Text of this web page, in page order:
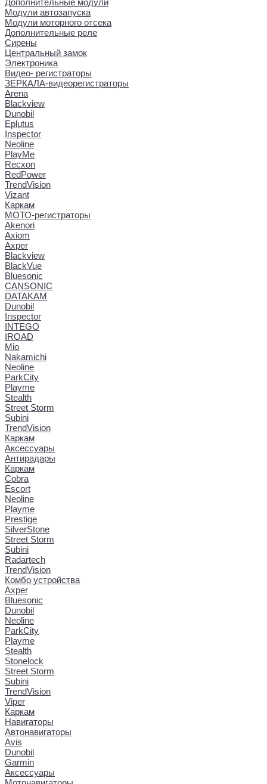
Модули автозапуска
Модули моторного отсека
Дополнительные реле
Сирены
Центральный замок
Электроника
Видео- регистраторы
ЗЕРКАЛА-видеорегистраторы
Arena
Blackview
Dunobil
Eplutus
Inspector
Neoline
PlayMe
Recxon
RedPower
TrendVision
Vizant
Каркам
МОТО-регистраторы
Akenori
Axiom
Axper
Blackview
BlackVue
Bluesonic
CANSONIC
DATAKAM
Dunobil
Inspector
INTEGO
IROAD
Mio
Nakamichi
Neoline
ParkCity
Playme
Stealth
Street Storm
Subini
TrendVision
Каркам
Аксессуары
Антирадары
Каркам
Cobra
Escort
Neoline
Playme
Prestige
SilverStone
Street Storm
Subini
Radartech
TrendVision
Комбо устройства
Axper
Bluesonic
Dunobil
Neoline
ParkCity
Playme
Stealth
Stonelock
Street Storm
Subini
TrendVision
Viper
Каркам
Навигаторы
Автонавигаторы
Avis
Dunobil
Garmin
Аксессуары